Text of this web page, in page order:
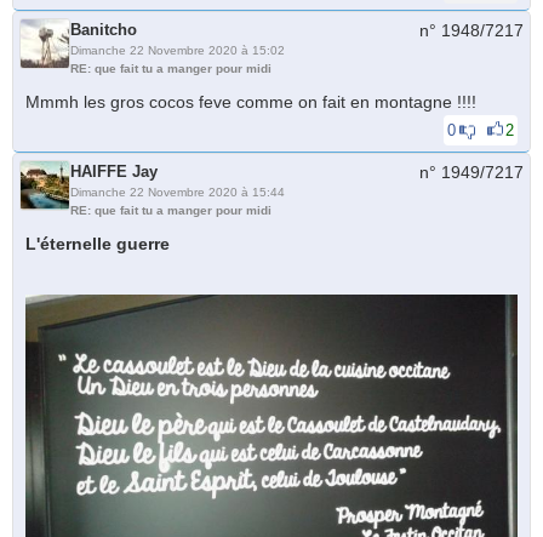
Banitcho
Dimanche 22 Novembre 2020 à 15:02
RE: que fait tu a manger pour midi
n° 1948/7217
Mmmh les gros cocos feve comme on fait en montagne !!!!
0 2
HAIFFE Jay
Dimanche 22 Novembre 2020 à 15:44
RE: que fait tu a manger pour midi
n° 1949/7217
L'éternelle guerre